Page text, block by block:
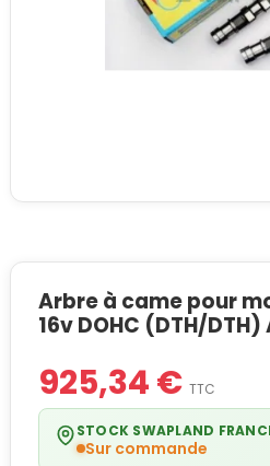
Arbre à came pour
16v DOHC (DTH/DTH)
925,34 € TTC
STOCK SWAPLAND
Sur commande